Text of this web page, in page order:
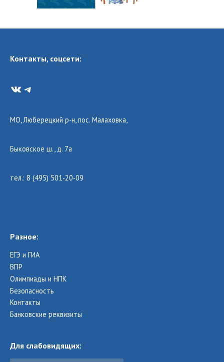
Контакты, соцсети:
VKTelegram
МО, Люберецкий р-н, пос. Малаховка,
Быковское ш., д. 7а
тел.: 8 (495) 501-20-09
Разное:
ЕГЭ и ГИА
ВПР
Олимпиады и НПК
Безопасность
Контакты
Банковские реквизиты
Для слабовидящих: